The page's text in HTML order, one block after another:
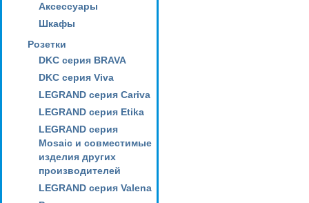
Аксессуары
Шкафы
Розетки
DKC серия BRAVA
DKC серия Viva
LEGRAND серия Cariva
LEGRAND серия Etika
LEGRAND серия
Mosaic и совместимые
изделия других
производителей
LEGRAND серия Valena